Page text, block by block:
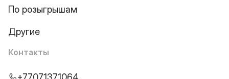
По розыгрышам
Другие
Контакты